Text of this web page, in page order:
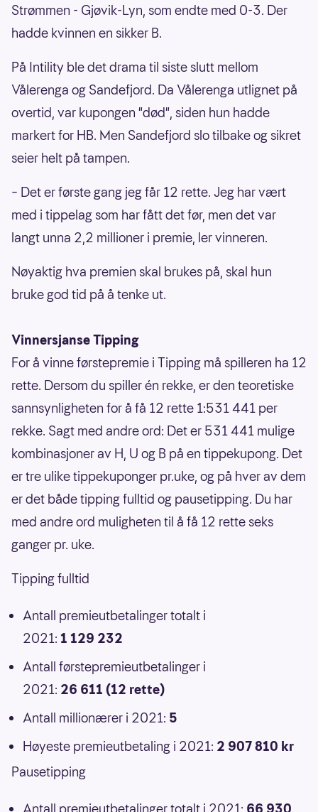
Strømmen - Gjøvik-Lyn, som endte med 0-3. Der
hadde kvinnen en sikker B.
På Intility ble det drama til siste slutt mellom
Vålerenga og Sandefjord. Da Vålerenga utlignet på
overtid, var kupongen "død", siden hun hadde
markert for HB. Men Sandefjord slo tilbake og sikret
seier helt på tampen.
– Det er første gang jeg får 12 rette. Jeg har vært
med i tippelag som har fått det før, men det var
langt unna 2,2 millioner i premie, ler vinneren.
Nøyaktig hva premien skal brukes på, skal hun
bruke god tid på å tenke ut.
Vinnersjanse Tipping
For å vinne førstepremie i Tipping må spilleren ha 12
rette. Dersom du spiller én rekke, er den teoretiske
sannsynligheten for å få 12 rette 1:531 441 per
rekke. Sagt med andre ord: Det er 531 441 mulige
kombinasjoner av H, U og B på en tippekupong. Det
er tre ulike tippekuponger pr.uke, og på hver av dem
er det både tipping fulltid og pausetipping. Du har
med andre ord muligheten til å få 12 rette seks
ganger pr. uke.
Tipping fulltid
Antall premieutbetalinger totalt i
2021: 1 129 232
Antall førstepremieutbetalinger i
2021: 26 611 (12 rette)
Antall millionærer i 2021: 5
Høyeste premieutbetaling i 2021: 2 907 810 kr
Pausetipping